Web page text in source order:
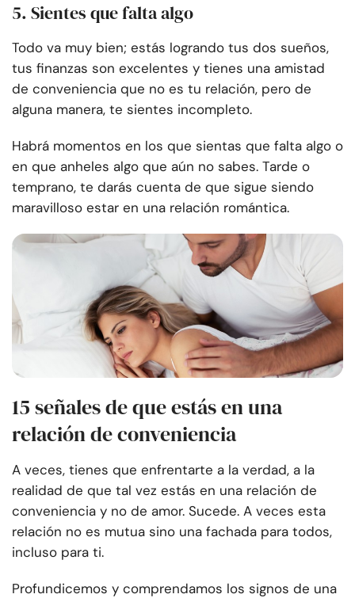
5. Sientes que falta algo
Todo va muy bien; estás logrando tus dos sueños,
tus finanzas son excelentes y tienes una amistad
de conveniencia que no es tu relación, pero de
alguna manera, te sientes incompleto.
Habrá momentos en los que sientas que falta algo o
en que anheles algo que aún no sabes. Tarde o
temprano, te darás cuenta de que sigue siendo
maravilloso estar en una relación romántica.
15 señales de que estás en una
relación de conveniencia
A veces, tienes que enfrentarte a la verdad, a la
realidad de que tal vez estás en una relación de
conveniencia y no de amor. Sucede. A veces esta
relación no es mutua sino una fachada para todos,
incluso para ti.
Profundicemos y comprendamos los signos de una